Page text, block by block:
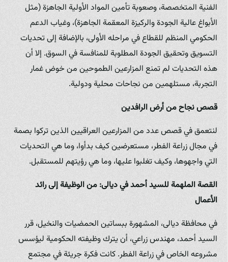
الفنية المتخصصة، وصعوبة تأمين المواد الأولية الجاهزة (مثل
الأبواغ عالية الجودة والركيزة المعقمة الجاهزة)، وغياب الدعم
الحكومي المنظم للقطاع في مراحله الأولى، بالإضافة إلى تحديات
التسويق وتحقيق الجودة المطلوبة للمنافسة في السوق. إلا أن
هذه التحديات لم تمنع المزارعين الطموحين من خوض غمار
التجربة، مستلهمين من نجاحات محلية ودولية.
قصص نجاح من أرض الرافدين
لنتعمق في قصص عدد من المزارعين العراقيين الذين تركوا بصمة
في مجال زراعة الفطر، مستعرضين كيف بدأوا، وما هي التحديات
التي واجهوها، وكيف تغلبوا عليها، وما هي رؤيتهم للمستقبل.
القصة الملهمة للسيد أحمد في ديالى: من الوظيفة إلى رائد
الأعمال
في محافظة ديالى، المشهورة ببساتين الحمضيات والنخيل، قرر
السيد أحمد، مهندس زراعي، أن يترك وظيفته الحكومية ليؤسس
مشروعه الخاص في زراعة الفطر. كانت فكرة جريئة في مجتمع